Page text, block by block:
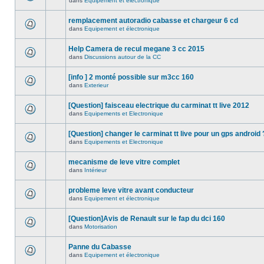
remplacement autoradio cabasse et chargeur 6 cd
dans Equipement et électronique
Help Camera de recul megane 3 cc 2015
dans Discussions autour de la CC
[info ] 2 monté possible sur m3cc 160
dans Exterieur
[Question] faisceau electrique du carminat tt live 2012
dans Equipements et Electronique
[Question] changer le carminat tt live pour un gps android
dans Equipements et Electronique
mecanisme de leve vitre complet
dans Intérieur
probleme leve vitre avant conducteur
dans Equipement et électronique
[Question]Avis de Renault sur le fap du dci 160
dans Motorisation
Panne du Cabasse
dans Equipement et électronique